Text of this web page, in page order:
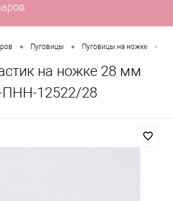
• Пуговицы • Пуговицы на ножке •
на ножке 28 мм
12522/28